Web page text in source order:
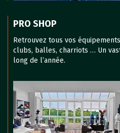
PRO SHOP
Retrouvez tous vos
clubs, balles, charriots … Un
long de l’année.